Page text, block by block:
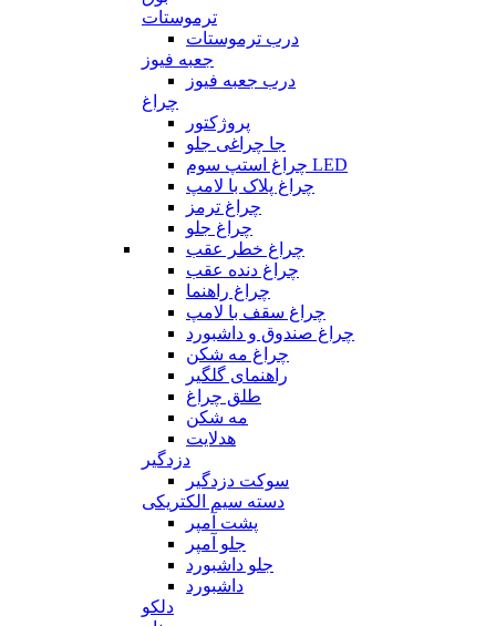
ترموستات
درب ترموستات
جعبه فیوز
درب جعبه فیوز
چراغ
پروژکتور
جا چراغی جلو
چراغ استپ سوم LED
چراغ پلاک با لامپ
چراغ ترمز
چراغ جلو
چراغ خطر عقب
چراغ دنده عقب
چراغ راهنما
چراغ سقف با لامپ
چراغ صندوق و داشبورد
چراغ مه شکن
راهنمای گلگیر
طلق چراغ
مه شکن
هدلایت
دزدگیر
سوکت دزدگیر
دسته سیم الکتریکی
پشت آمپر
جلو آمپر
جلو داشبورد
داشبورد
دلکو